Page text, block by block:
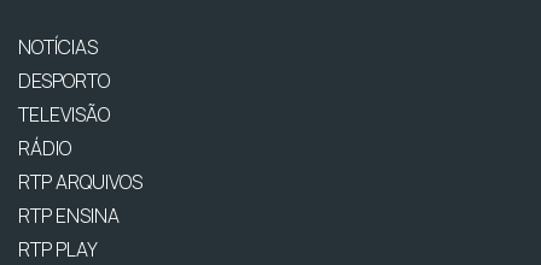
NOTÍCIAS
DESPORTO
TELEVISÃO
RÁDIO
RTP ARQUIVOS
RTP ENSINA
RTP PLAY